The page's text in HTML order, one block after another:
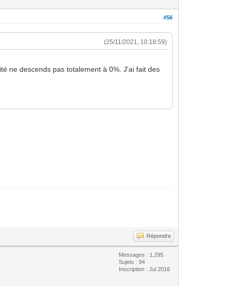
#56
(25/11/2021, 10:18:59)
ne descends pas totalement à 0%. J'ai fait des
Répondre
Messages : 1,295
Sujets : 94
Inscription : Jul 2016